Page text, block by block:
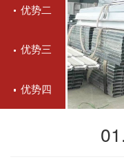
01.
优势二
优势三
优势四